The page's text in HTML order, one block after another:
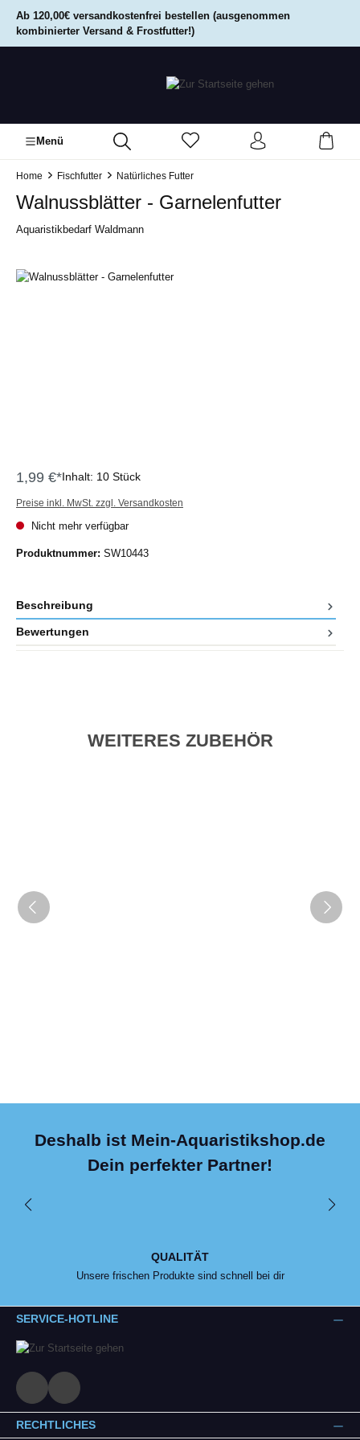
springen
Ab 120,00€ versandkostenfrei bestellen (ausgenommen
kombinierter Versand & Frostfutter!)
Menü
Home Fischfutter Natürliches Futter
Walnussblätter - Garnelenfutter
Aquaristikbedarf Waldmann
Bildergalerie überspringen
1,99 €*Inhalt: 10 Stück
Preise inkl. MwSt. zzgl. Versandkosten
Nicht mehr verfügbar
Produktnummer: SW10443
Beschreibung
Bewertungen
WEITERES ZUBEHÖR
Deshalb ist Mein-Aquaristikshop.de
Dein perfekter Partner!
QUALITÄT
Unsere frischen Produkte sind schnell bei dir
SERVICE-HOTLINE
RECHTLICHES